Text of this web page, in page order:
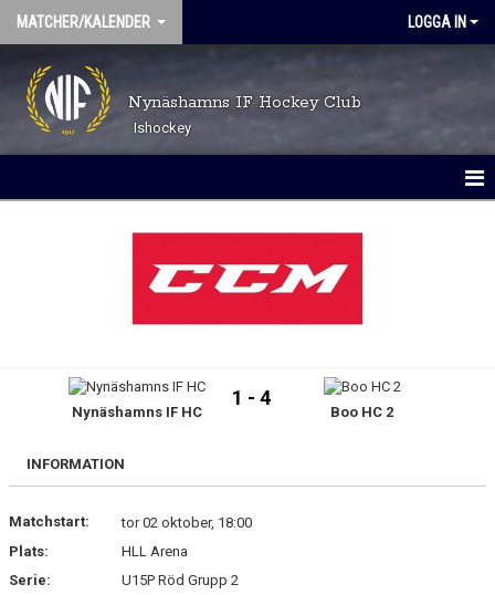
MATCHER/KALENDER LOGGA IN
Nynäshamns IF Hockey Club
Ishockey
Nynäshamns IF HC
1 - 4
Boo HC 2
INFORMATION
Matchstart:
tor 02 oktober, 18:00
Plats:
HLL Arena
Serie:
U15P Röd Grupp 2